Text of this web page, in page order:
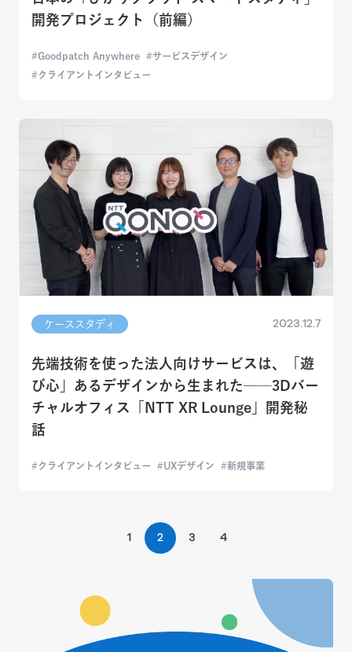
開発プロジェクト（前編）
Goodpatch Anywhere
サービスデザイン
クライアントインタビュー
ケーススタディ 2023.12.7
先端技術を使った法人向けサービスは、「遊
び心」あるデザインから生まれた──3Dバー
チャルオフィス「NTT XR Lounge」開発秘
話
クライアントインタビュー UXデザイン 新規事業
1 2 3 4